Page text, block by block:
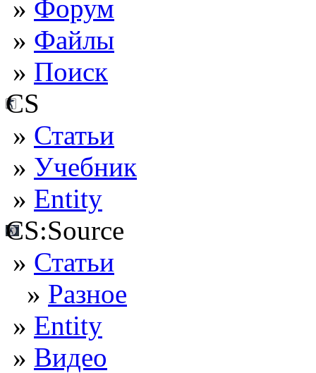
» Форум
» Файлы
» Поиск
CS
» Статьи
» Учебник
» Entity
CS:Source
» Статьи
» Разное
» Entity
» Видео